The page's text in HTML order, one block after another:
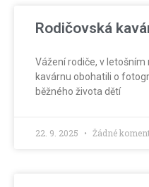
Rodičovská
Vážení rodiče, v
kavárnu obohatili o
běžného života dětí
22. 9. 2025 Žádné